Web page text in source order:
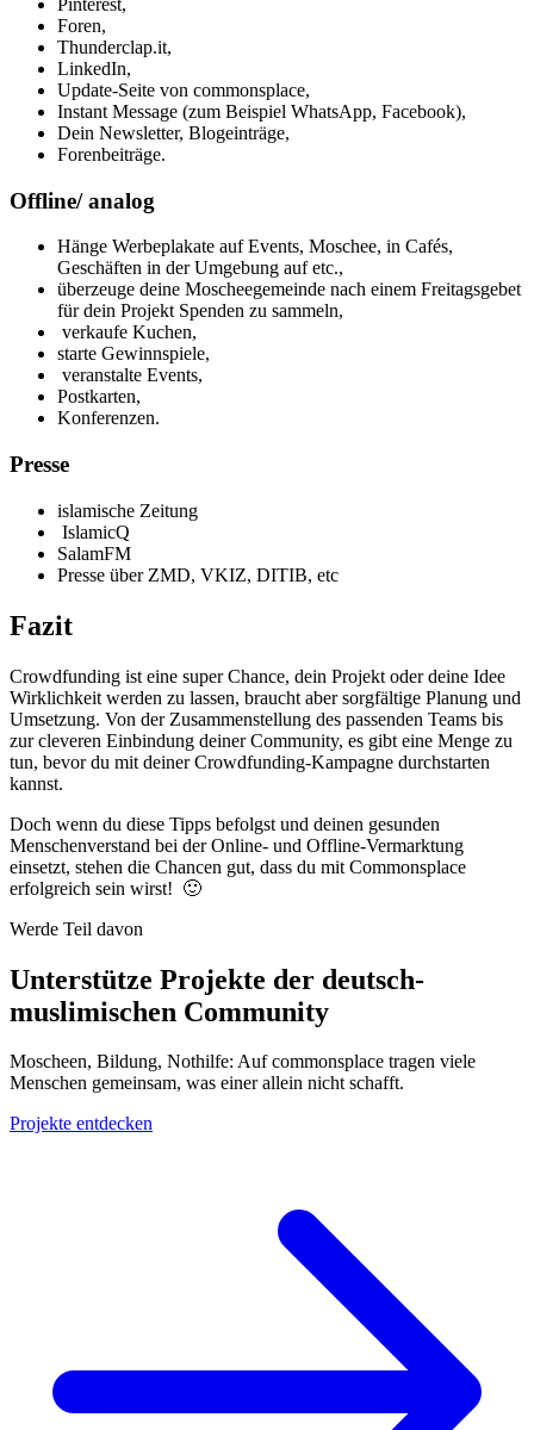
Pinterest,
Foren,
Thunderclap.it,
LinkedIn,
Update-Seite von commonsplace,
Instant Message (zum Beispiel WhatsApp, Facebook),
Dein Newsletter, Blogeinträge,
Forenbeiträge.
Offline/ analog
Hänge Werbeplakate auf Events, Moschee, in Cafés,
Geschäften in der Umgebung auf etc.,
überzeuge deine Moscheegemeinde nach einem Freitagsgebet
für dein Projekt Spenden zu sammeln,
verkaufe Kuchen,
starte Gewinnspiele,
veranstalte Events,
Postkarten,
Konferenzen.
Presse
islamische Zeitung
IslamicQ
SalamFM
Presse über ZMD, VKIZ, DITIB, etc
Fazit
Crowdfunding ist eine super Chance, dein Projekt oder deine Idee
Wirklichkeit werden zu lassen, braucht aber sorgfältige Planung und
Umsetzung. Von der Zusammenstellung des passenden Teams bis
zur cleveren Einbindung deiner Community, es gibt eine Menge zu
tun, bevor du mit deiner Crowdfunding-Kampagne durchstarten
kannst.
Doch wenn du diese Tipps befolgst und deinen gesunden
Menschenverstand bei der Online- und Offline-Vermarktung
einsetzt, stehen die Chancen gut, dass du mit Commonsplace
erfolgreich sein wirst! 🙂
Werde Teil davon
Unterstütze Projekte der deutsch-
muslimischen Community
Moscheen, Bildung, Nothilfe: Auf commonsplace tragen viele
Menschen gemeinsam, was einer allein nicht schafft.
Projekte entdecken